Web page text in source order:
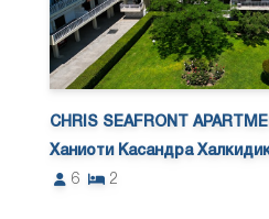
CHRIS SEAFRONT
Ханиоти Касандра
6
2